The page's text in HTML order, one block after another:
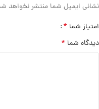
نشانی ایمیل شما منتشر نخواهد
امتیاز شما *
دیدگاه شما *